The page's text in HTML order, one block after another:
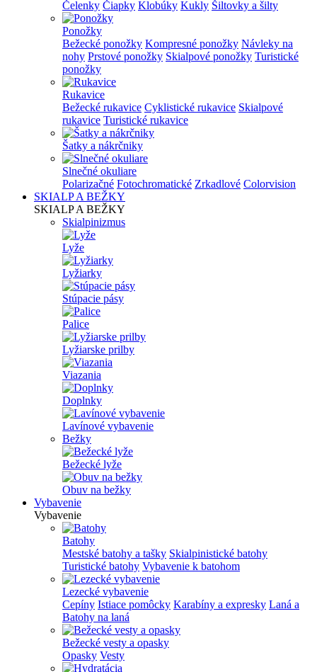
Čelenky Čiapky Klobúky Kukly Šiltovky a šilty
Ponožky
Bežecké ponožky Kompresné ponožky Návleky na
nohy Prstové ponožky Skialpové ponožky Turistické
ponožky
Rukavice
Bežecké rukavice Cyklistické rukavice Skialpové
rukavice Turistické rukavice
Šatky a nákrčniky
Slnečné okuliare
Polarizačné Fotochromatické Zrkadlové Colorvision
SKIALP A BEŽKY
SKIALP A BEŽKY
Skialpinizmus
Lyže
Lyžiarky
Stúpacie pásy
Palice
Lyžiarske prilby
Viazania
Doplnky
Lavínové vybavenie
Bežky
Bežecké lyže
Obuv na bežky
Vybavenie
Vybavenie
Batohy
Mestské batohy a tašky Skialpinistické batohy
Turistické batohy Vybavenie k batohom
Lezecké vybavenie
Cepíny Istiace pomôcky Karabíny a expresky Laná a
Batohy na laná
Bežecké vesty a opasky
Opasky Vesty